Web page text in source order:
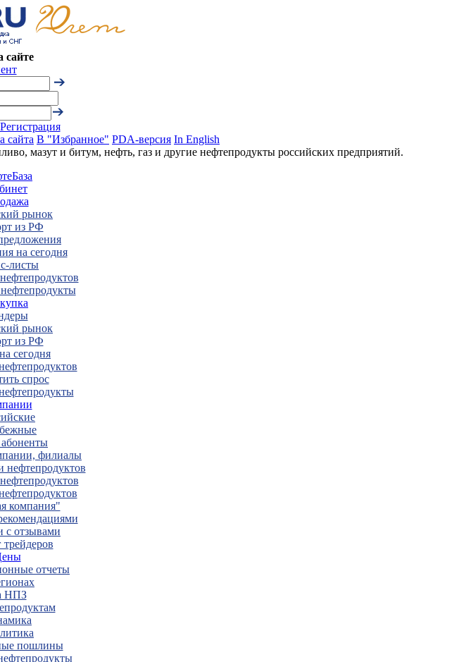
сайте
Регистрация
сайта В "Избранное" PDA-версия In English
мазут и битум, нефть, газ и другие нефтепродукты российских предприятий.
рынок
из РФ
на сегодня
листы
рынок
из РФ
сегодня
спрос
филиалы
нефтепродуктов
компания"
с отзывами
трейдеров
отчеты
НПЗ
пошлины